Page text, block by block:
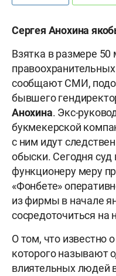
Сергея Анохина
Взятка в размере 50
сообщают СМИ,
бывшего
Анохина. Экс-
букмекерской
с ним идут
обыски. Сегодня
функционеру меру
«Фонбете»
из фирмы в начале
сосредоточиться на
О том, что известно
которого называют
влиятельных людей